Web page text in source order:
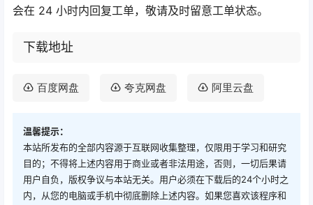
会在 24 小时内回复工单，敬请及时留意工单状态。
下载地址
百度网盘 夸克网盘 阿里云盘
温馨提示：
本站所发布的全部内容源于互联网收集整理，仅限用于学习和研究
目的；不得将上述内容用于商业或者非法用途，否则，一切后果请
用户自负，版权争议与本站无关。用户必须在下载后的24个小时之
内，从您的电脑或手机中彻底删除上述内容。如果您喜欢该程序和